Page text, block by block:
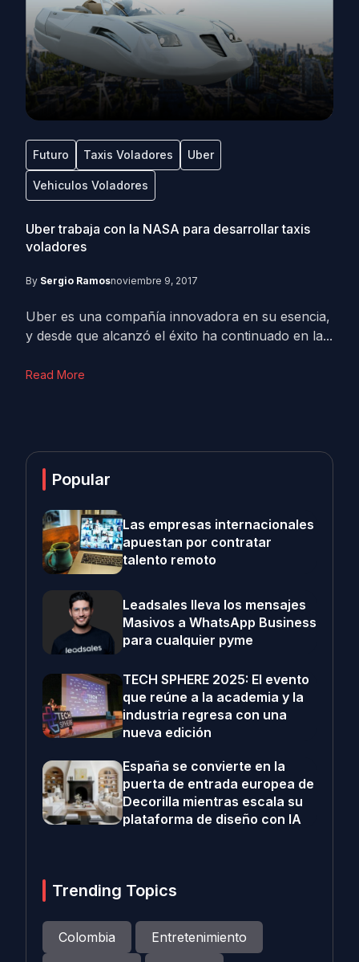
Futuro Taxis Voladores Uber
Vehiculos Voladores
Uber trabaja con la NASA para desarrollar taxis
voladores
By Sergio Ramosnoviembre 9, 2017
Uber es una compañía innovadora en su esencia,
y desde que alcanzó el éxito ha continuado en la...
Read More
Popular
Las empresas internacionales
apuestan por contratar
talento remoto
Leadsales lleva los mensajes
Masivos a WhatsApp Business
para cualquier pyme
TECH SPHERE 2025: El evento
que reúne a la academia y la
industria regresa con una
nueva edición
España se convierte en la
puerta de entrada europea de
Decorilla mientras escala su
plataforma de diseño con IA
Trending Topics
Colombia
Entretenimiento